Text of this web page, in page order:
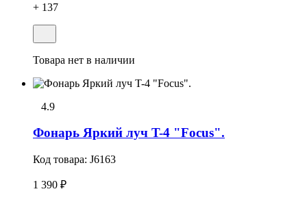
+ 137
Товара нет в наличии
4.9
Фонарь Яркий луч T-4 "Focus".
Код товара: J6163
1 390 ₽